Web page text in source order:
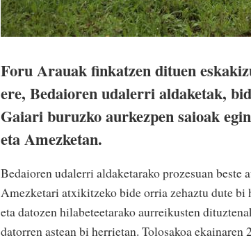
Foru Arauak finkatzen dituen
ere, Bedaioren udalerri aldaketak,
Gaiari buruzko aurkezpen saioak
eta Amezketan.
Bedaioren udalerri aldaketarako prozesuan beste
Amezketari atxikitzeko bide orria zehaztu dute
eta datozen hilabeteetarako aurreikusten
datorren astean bi herrietan. Tolosakoa ekainaren